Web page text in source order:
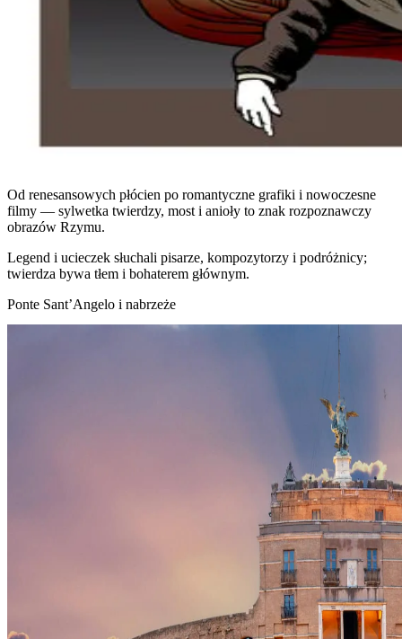
Od renesansowych płócien po romantyczne grafiki i nowoczesne
filmy — sylwetka twierdzy, most i anioły to znak rozpoznawczy
obrazów Rzymu.
Legend i ucieczek słuchali pisarze, kompozytorzy i podróżnicy;
twierdza bywa tłem i bohaterem głównym.
Ponte Sant’Angelo i nabrzeże